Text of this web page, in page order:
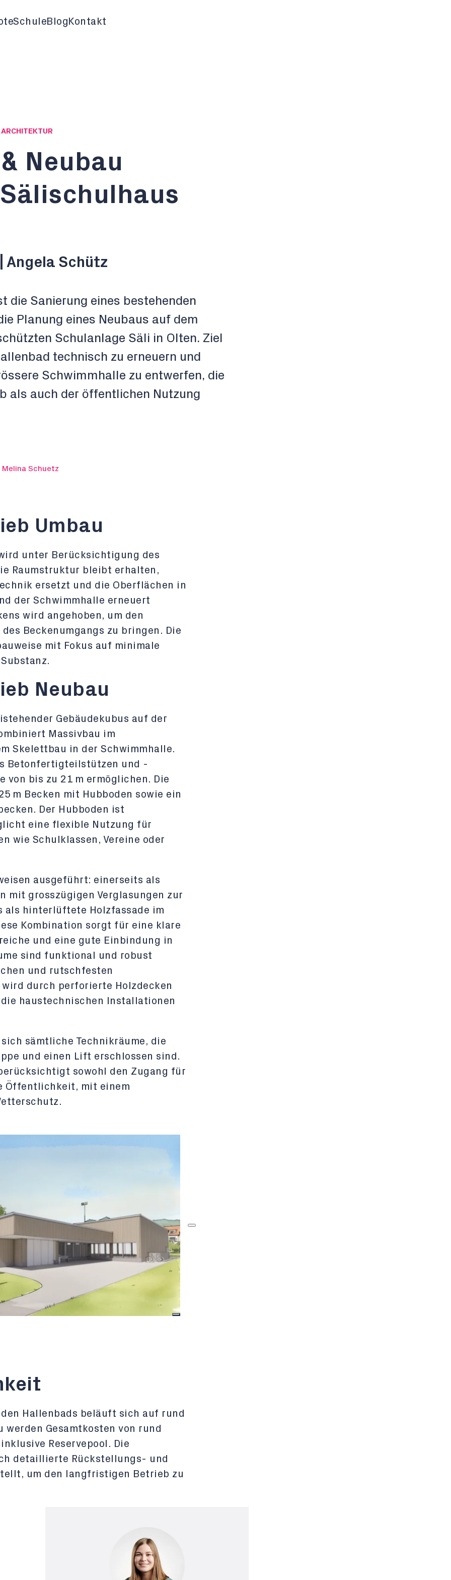
Schule Blog Kontakt
Neubau
Schütz
die Sanierung eines bestehenden
Planung eines Neubaus auf dem
Schulanlage Säli in Olten. Ziel
technisch zu erneuern und
Schwimmhalle zu entwerfen, die
als auch der öffentlichen Nutzung
Melina Schuetz
Umbau
unter Berücksichtigung des
Raumstruktur bleibt erhalten,
ersetzt und die Oberflächen in
der Schwimmhalle erneuert
wird angehoben, um den
Beckenumgangs zu bringen. Die
mit Fokus auf minimale
Neubau
Gebäudekubus auf der
Massivbau im
Skelettbau in der Schwimmhalle.
Betonfertigteilstützen und -
von bis zu 21 m ermöglichen. Die
m Becken mit Hubboden sowie ein
Der Hubboden ist
eine flexible Nutzung für
wie Schulklassen, Vereine oder
ausgeführt: einerseits als
mit grosszügigen Verglasungen zur
als hinterlüftete Holzfassade im
Kombination sorgt für eine klare
und eine gute Einbindung in
sind funktional und robust
und rutschfesten
durch perforierte Holzdecken
haustechnischen Installationen
sämtliche Technikräume, die
und einen Lift erschlossen sind.
sowohl den Zugang für
Öffentlichkeit, mit einem
Hallenbads beläuft sich auf rund
werden Gesamtkosten von rund
Reservepool. Die
detaillierte Rückstellungs- und
um den langfristigen Betrieb zu